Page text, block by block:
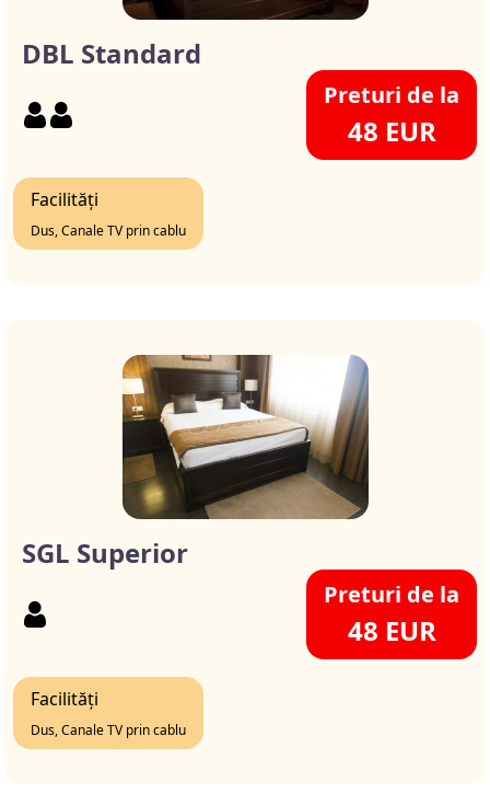
DBL Standard
Preturi de la
48 EUR
Facilități
Dus, Canale TV prin cablu
SGL Superior
Preturi de la
48 EUR
Facilități
Dus, Canale TV prin cablu